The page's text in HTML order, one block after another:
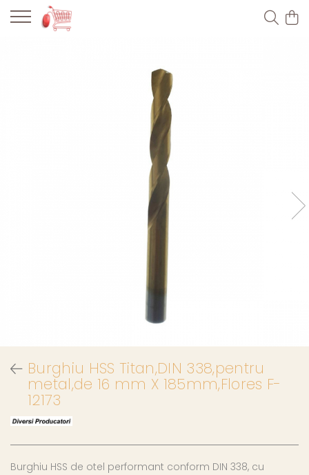
Burghiu HSS Titan,DIN 338,pentru
metal,de 16 mm X 185mm,Flores F-
12173
Burghiu HSS de otel performant conform DIN 338, cu